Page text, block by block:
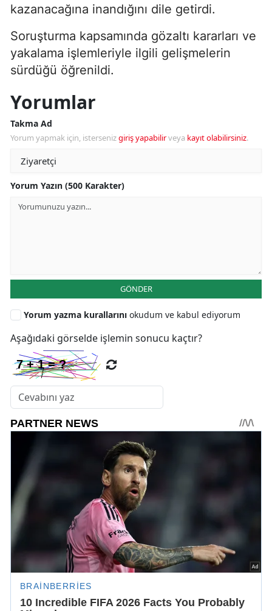
kazanacağına inandığını dile getirdi.
Soruşturma kapsamında gözaltı kararları ve
yakalama işlemleriyle ilgili gelişmelerin
sürdüğü öğrenildi.
Yorumlar
Takma Ad
Yorum yapmak için, istersenizgiriş yapabilirveya kayıt olabilirsiniz.
Yorum Yazın (500 Karakter)
GÖNDER
Yorum yazma kurallarını okudum ve kabul ediyorum
Aşağıdaki görselde işlemin sonucu kaçtır?